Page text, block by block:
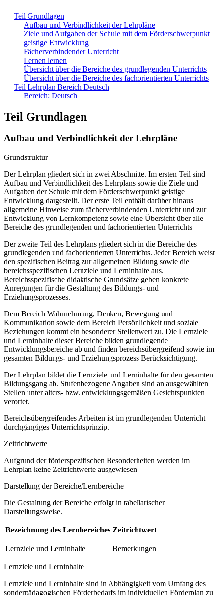
Teil Grundlagen
Aufbau und Verbindlichkeit der Lehrpläne
Ziele und Aufgaben der Schule mit dem Förderschwerpunkt
geistige Entwicklung
Fächerverbindender Unterricht
Lernen lernen
Übersicht über die Bereiche des grundlegenden Unterrichts
Übersicht über die Bereiche des fachorientierten Unterrichts
Teil Lehrplan Bereich Deutsch
Bereich: Deutsch
Teil Grundlagen
Aufbau und Verbindlichkeit der Lehrpläne
Grundstruktur
Der Lehrplan gliedert sich in zwei Abschnitte. Im ersten Teil sind
Aufbau und Verbindlichkeit des Lehrplans sowie die Ziele und
Aufgaben der Schule mit dem Förderschwerpunkt geistige
Entwicklung dargestellt. Der erste Teil enthält darüber hinaus
allgemeine Hinweise zum fächerverbindenden Unterricht und zur
Entwicklung von Lernkompetenz sowie eine Übersicht über alle
Bereiche des grundlegenden und fachorientierten Unterrichts.
Der zweite Teil des Lehrplans gliedert sich in die Bereiche des
grundlegenden und fachorientierten Unterrichts. Jeder Bereich weist
den spezifischen Beitrag zur allgemeinen Bildung sowie die
bereichsspezifischen Lernziele und Lerninhalte aus.
Bereichsspezifische didaktische Grundsätze geben konkrete
Anregungen für die Gestaltung des Bildungs- und
Erziehungsprozesses.
Dem Bereich Wahrnehmung, Denken, Bewegung und
Kommunikation sowie dem Bereich Persönlichkeit und soziale
Beziehungen kommt ein besonderer Stellenwert zu. Die Lernziele
und Lerninhalte dieser Bereiche bilden grundlegende
Entwicklungsbereiche ab und finden bereichsübergreifend sowie im
gesamten Bildungs- und Erziehungsprozess Berücksichtigung.
Der Lehrplan bildet die Lernziele und Lerninhalte für den gesamten
Bildungsgang ab. Stufenbezogene Angaben sind an ausgewählten
Stellen unter alters- bzw. entwicklungsgemäßen Gesichtspunkten
verortet.
Bereichsübergreifendes Arbeiten ist im grundlegenden Unterricht
durchgängiges Unterrichtsprinzip.
Zeitrichtwerte
Aufgrund der förderspezifischen Besonderheiten werden im
Lehrplan keine Zeitrichtwerte ausgewiesen.
Darstellung der Bereiche/Lernbereiche
Die Gestaltung der Bereiche erfolgt in tabellarischer
Darstellungsweise.
Bezeichnung des Lernbereiches Zeitrichtwert
Lernziele und Lerninhalte Bemerkungen
Lernziele und Lerninhalte
Lernziele und Lerninhalte sind in Abhängigkeit vom Umfang des
sonderpädagogischen Förderbedarfs im individuellen Förderplan zu